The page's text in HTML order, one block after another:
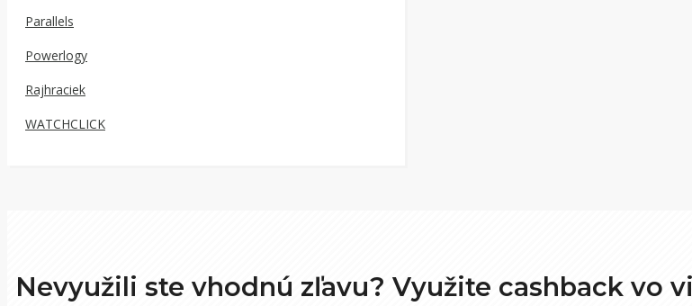
Parallels
Powerlogy
Rajhraciek
WATCHCLICK
Nevyužili ste vhodnú zľavu? Využite cashback vo